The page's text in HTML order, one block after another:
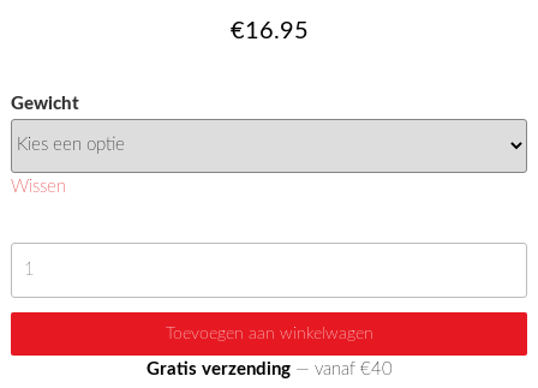
€16.95
Gewicht
Wissen
teakolie
Toevoegen aan winkelwagen
Gratis verzending— vanaf €40